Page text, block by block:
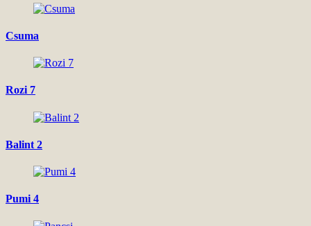
Csuma
Rozi 7
Balint 2
Pumi 4